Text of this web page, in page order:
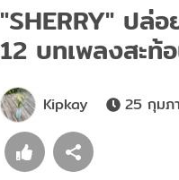
"SHERRY" ปล่
12 บทเพลงสะท้
Kipkay 25 กุม